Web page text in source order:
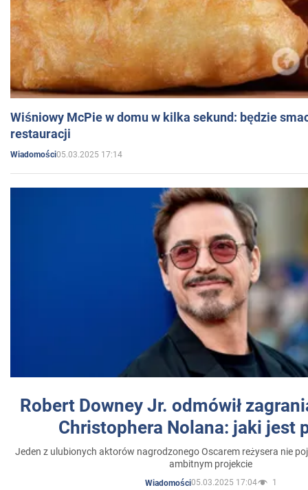
Wiśniowy McPie w domu w kilka sekund: będzie
restauracji
Wiadomości05.03.2025 17:14
Robert Downey Jr. odmówił
Christophera Nolana: jaki jest
Jeden z ulubionych aktorów nagrodzonego Oscarem reżysera nie
ambitnym projekcie
Wiadomości05.03.2025 17:04 1